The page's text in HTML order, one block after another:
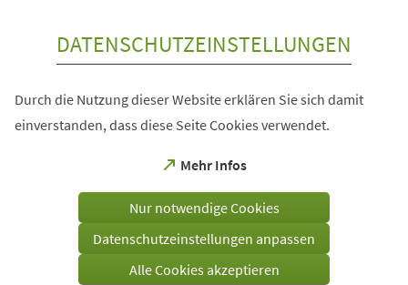
DATENSCHUTZEINSTELLUNGEN
Durch die Nutzung dieser Website erklären Sie sich damit
einverstanden, dass diese Seite Cookies verwendet.
Mehr Infos
(Öffnet
einem
Tab)
Nur notwendige Cookies
Datenschutzeinstellungen anpassen
Alle Cookies akzeptieren